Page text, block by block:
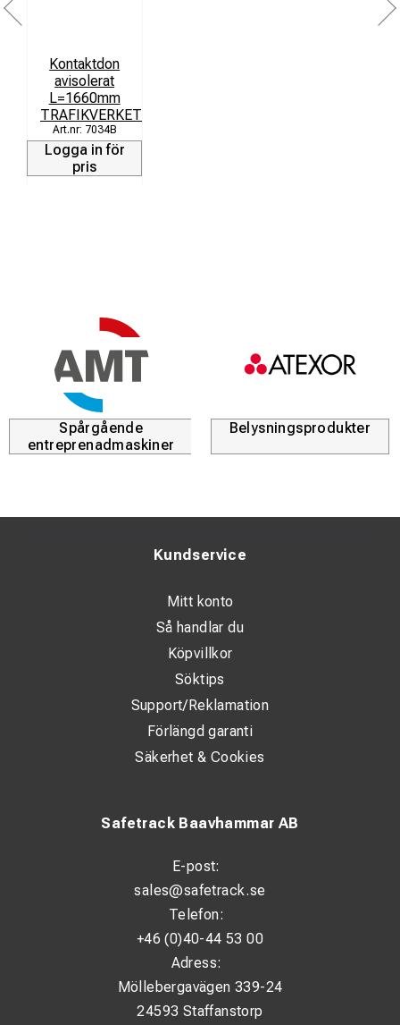
Kontaktdon
avisolerat
L=1660mm
TRAFIKVERKET
7034B
Logga in för
pris
Spårgående
entreprenadmaskiner
Belysningsprodukter
Safetrack Baavhammar AB
E-post:
sales@safetrack.se
Telefon:
+46 (0)40-44 53 00
Adress:
Möllebergavägen 339-24
24593 Staffanstorp
Kundservice
Mitt konto
Så handlar du
Köpvillkor
Söktips
Support/Reklamation
Förlängd garanti
Säkerhet & Cookies